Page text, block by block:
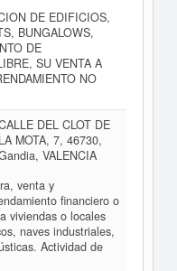
DE EDIFICIOS,
BUNGALOWS,
DE
SU VENTA A
NO
DEL CLOT DE
LA MOTA, 7, 46730,
VALENCIA
venta y
financiero o
viviendas o locales
naves industriales,
Actividad de